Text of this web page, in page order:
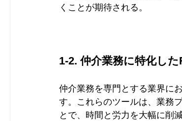
くことが期待される。
1-2. 仲介業務に特化し
仲介業務を専門とする業界に
す。これらのツールは、業務
とで、時間と労力を大幅に削減